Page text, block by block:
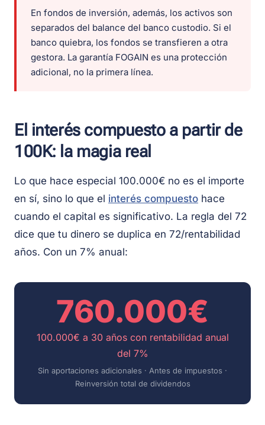
En fondos de inversión, además, los activos son
separados del balance del banco custodio. Si el
banco quiebra, los fondos se transfieren a otra
gestora. La garantía FOGAIN es una protección
adicional, no la primera línea.
El interés compuesto a partir de
100K: la magia real
Lo que hace especial 100.000€ no es el importe
en sí, sino lo que el interés compuesto hace
cuando el capital es significativo. La regla del 72
dice que tu dinero se duplica en 72/rentabilidad
años. Con un 7% anual:
760.000€
100.000€ a 30 años con rentabilidad anual
del 7%
Sin aportaciones adicionales · Antes de impuestos ·
Reinversión total de dividendos